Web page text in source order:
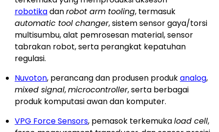
robotikadanrobot arm tooling, termasuk
automatic tool changer, sistem sensor gaya/torsi
multisumbu, alat pemrosesan material, sensor
tabrakan robot, serta perangkat kepatuhan
regulasi.
Nuvoton, perancang dan produsen produkanalog,
mixed signal,microcontroller, serta berbagai
produk komputasi awan dan komputer.
VPG Force Sensors, pemasok terkemukaload cell,